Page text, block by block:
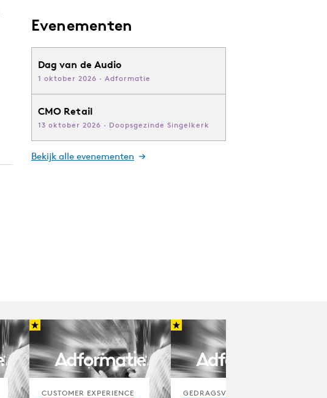
Evenementen
Dag van de Audio
1 oktober 2026 · Adformatie
CMO Retail
13 oktober 2026 · Doopsgezinde Singelkerk
Bekijk alle evenementen
CUSTOMER EXPERIENCE GEDRAGSVERANDERING